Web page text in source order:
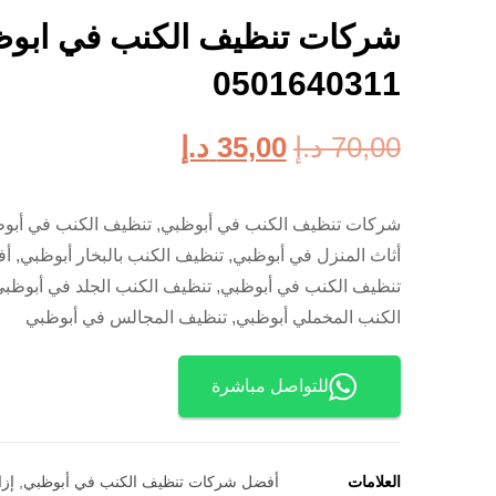
شركات تنظيف الكنب في
0501640311
70,00 د.إ 35,00 د.إ
شركات تنظيف الكنب في أبوظبي, تنظيف الكنب في
أثاث المنزل في أبوظبي, تنظيف الكنب بالبخار
تنظيف الكنب في أبوظبي, تنظيف الكنب الجلد في
الكنب المخملي أبوظبي, تنظيف المجالس في أبوظبي
للتواصل مباشرة
العلامات أفضل شركات تنظيف الكنب في أبوظبي